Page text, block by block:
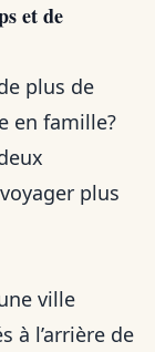
et de
plus de
en famille?
plus
ville
à l’arrière de